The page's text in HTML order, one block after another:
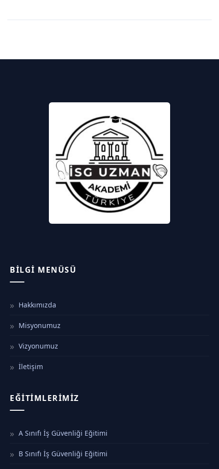
BILGI MENÜSÜ
Hakkımızda
Misyonumuz
Vizyonumuz
İletişim
EĞITIMLERIMIZ
A Sınıfı İş Güvenliği Eğitimi
B Sınıfı İş Güvenliği Eğitimi